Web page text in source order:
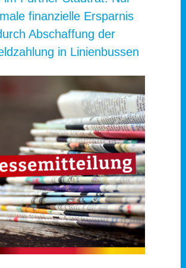
finanzielle Ersparnis
Abschaffung der
in Linienbussen